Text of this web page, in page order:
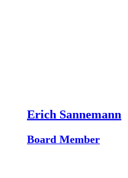
Erich Sannemann
Board Member